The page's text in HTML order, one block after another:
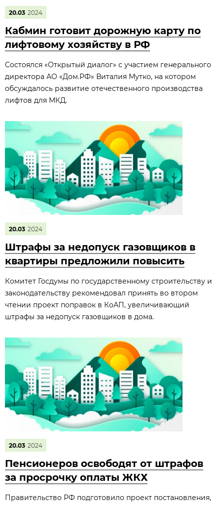
20.03 2024
Кабмин готовит дорожную карту по
лифтовому хозяйству в РФ
Состоялся «Открытый диалог» с участием генерального
директора АО «Дом.РФ» Виталия Мутко, на котором
обсуждалось развитие отечественного производства
лифтов для МКД.
20.03 2024
Штрафы за недопуск газовщиков в
квартиры предложили повысить
Комитет Госдумы по государственному строительству и
законодательству рекомендовал принять во втором
чтении проект поправок в КоАП, увеличивающий
штрафы за недопуск газовщиков в дома.
20.03 2024
Пенсионеров освободят от штрафов
за просрочку оплаты ЖКХ
Правительство РФ подготовило проект постановления,